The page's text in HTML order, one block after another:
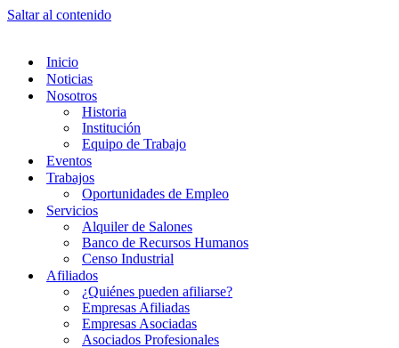
Saltar al contenido
Inicio
Noticias
Nosotros
Historia
Institución
Equipo de Trabajo
Eventos
Trabajos
Oportunidades de Empleo
Servicios
Alquiler de Salones
Banco de Recursos Humanos
Censo Industrial
Afiliados
¿Quiénes pueden afiliarse?
Empresas Afiliadas
Empresas Asociadas
Asociados Profesionales